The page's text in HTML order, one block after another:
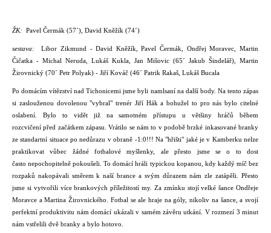
ŽK: Pavel Čermák (57´), David Kněžík (74´)
sestava:Libor Zikmund - David Kněžík, Pavel Čermák, Ondřej Moravec, Martin
Čičatka - Michal Neruda, Lukáš Kukla, Jan Mišovic (65´ Jakub Šindelář), Martin
Žirovnický (70´ Petr Polyak) - Jiří Kováč (46´ Patrik Rakaš, Lukáš Bucala
Po domácím vítězství nad Tichonicemi jsme byli namlsaní na další body. Na tento zápas
si zaslouženou dovolenou "vybral" trenér Jiří Hák a bohužel to pro nás bylo citelné
oslabení. Bylo to vidět již na samotném přístupu u většiny hráčů během
rozcvičení před začátkem zápasu. Vrátilo se nám to v podobě brzké inkasované branky
ze standartní situace po nedůrazu v obraně -1:0!!! Na "hřišti" jaké je v Kamberku nelze
praktikovat vůbec žádné fotbalové myšlenky, ale přesto jsme se o to dost
často nepochopitelně pokoušeli. To domácí hráli typickou kopanou, kdy každý míč bez
rozpaků nakopávali směrem k naší brance a svým důrazem nám zle zatápěli. Přesto
jsme si vytvořili více brankových příležitostí my. Za zmínku stojí velké šance Ondřeje
Moravce a Martina Žirovnického. Fotbal se ale hraje na góly, nikoliv na šance, a svojí
perfektní produktivitu nám domácí ukázali v samém závěru utkání. V rozmezí 3 minut
nám vstřelili dvě branky a bylo hotovo.